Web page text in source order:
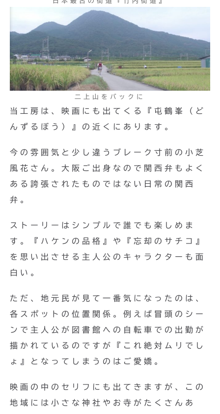
二上山をバックに
当工房は、映画にも出てくる『屯鶴峯（ど
んずるぼう）』の近くにあります。
今の雰囲気と少し違うブレーク寸前の小芝
風花さん。大阪ご出身なので関西弁もよく
ある誇張されたものではない日常の関西
弁。
ストーリーはシンプルで誰でも楽しめま
す。『ハケンの品格』や『忘却のサチコ』
を思い出させる主人公のキャラクターも面
白い。
ただ、地元民が見て一番気になったのは、
各スポットの位置関係。例えば冒頭のシー
ンで主人公が図書館への自転車での出勤が
描かれているのですが『これ絶対ムリでし
ょ』となってしまうのはご愛嬌。
映画の中のセリフにも出てきますが、この
地域には小さな神社やお寺がたくさんあ